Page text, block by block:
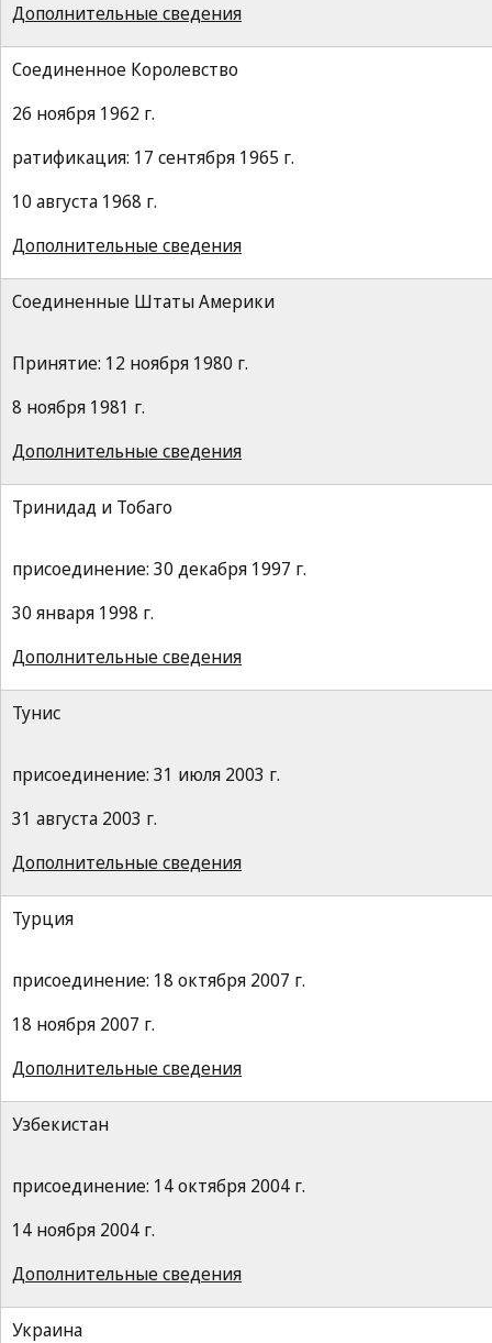
Дополнительные сведения
Соединенное Королевство
26 ноября 1962 г.
ратификация: 17 сентября 1965 г.
10 августа 1968 г.
Дополнительные сведения
Соединенные Штаты Америки
Принятие: 12 ноября 1980 г.
8 ноября 1981 г.
Дополнительные сведения
Тринидад и Тобаго
присоединение: 30 декабря 1997 г.
30 января 1998 г.
Дополнительные сведения
Тунис
присоединение: 31 июля 2003 г.
31 августа 2003 г.
Дополнительные сведения
Турция
присоединение: 18 октября 2007 г.
18 ноября 2007 г.
Дополнительные сведения
Узбекистан
присоединение: 14 октября 2004 г.
14 ноября 2004 г.
Дополнительные сведения
Украина